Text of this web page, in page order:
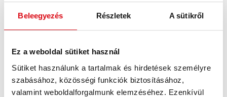
Beleegyezés Részletek A sütikről
Ez a weboldal sütiket használ
Sütiket használunk a tartalmak és hirdetések személyre
szabásához, közösségi funkciók biztosításához,
valamint weboldalforgalmunk elemzéséhez. Ezenkívül
NAGY TELJESÍTMÉNYŰ
ALTERNATÍVA
Javaslatunk nagyobb energiaigényű vagy
nagyobb hidegindítási igényű járművekhez.